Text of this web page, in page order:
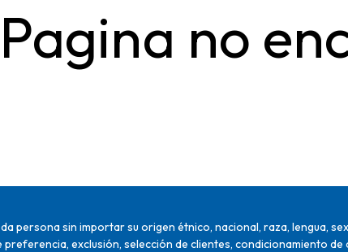
no
persona sin importar su origen étnico, nacional, raza, lengua,
exclusión, selección de clientes, condicionamiento